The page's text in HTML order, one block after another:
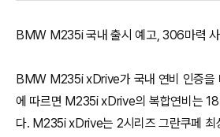
BMW M235i 국내 출시 예고, 306마력
BMW M235i xDrive가 국내 연비 인증을
에 따르면 M235i xDrive의 복합연비는
다. M235i xDrive는 2시리즈 그란쿠페